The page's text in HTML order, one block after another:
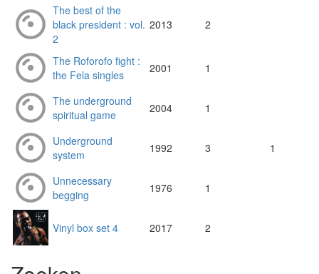
The best of the
black president : vol.
2
2013 2
The Roforofo fight :
the Fela singles
2001 1
The underground
spiritual game
2004 1
Underground
system
1992 3 1
Unnecessary
begging
1976 1
Vinyl box set 4 2017 2